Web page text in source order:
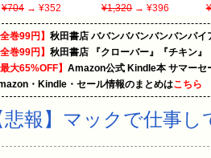
¥704 → ¥352 ¥1,320→ ¥396
全巻99円】 秋田書店 ババンババンバンバンパイ
全巻99円】 秋田書店 『クローバー』『チキン
最大65%OFF】 Amazon公式 Kindle本 サマーセ
・Kindle・セール情報のまとめはこちら
悲報】マックで仕事